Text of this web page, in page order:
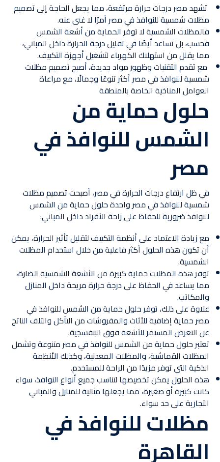
تشهد مصر درجات حرارة مرتفعة، مما يجعل الحاجة إلى تصميم
مظلات شمسية للنوافذ في مصر أمرًا لا غنى عنه.
فالمظلات الشمسية لا توفر الحماية من أشعة الشمس
فحسب، بل تساعد أيضًا في تقليل درجة الحرارة داخل المباني،
مما يقلل من استهلاك الكهرباء لتشغيل أجهزة التكييف.
مع تقدم التقنيات وظهور مواد جديدة، أصبح تصميم مظلات
شمسية للنوافذ في مصر أكثر تنوعًا وجمالًا، مع مراعاة
العوامل المناخية الخاصة بالمنطقة
حلول حماية من
الشمس للنوافذ في
مصر
في ظل ارتفاع درجات الحرارة في مصر، أصبحت تصميم مظلات
شمسية للنوافذ في مصر واحدة حلول حماية من الشمس
للنوافذ ضرورية للحفاظ على راحة الأفراد داخل المباني:
مع زيادة الاعتماد على أنظمة التكييف لتقليل تأثير الحرارة، يمكن
أن تكون هذه الحلول أكثر فاعلية من خلال استخدام المظلات
الشمسية.
توفر هذه المظلات حماية كبيرة من الأشعة الشمسية الضارة،
مما يساعد في الحفاظ على درجة حرارة مريحة داخل المنازل
والمكاتب.
علاوة على ذلك، توفر حلول حماية من الشمس للنوافذ في
مصر حماية إضافية للأثاث والمفروشات من التآكل والتلف الناتج
عن التعرض المستمر للأشعة فوق البنفسجية.
تعتبر حلول حماية من الشمس للنوافذ في مصر متنوعة وتشمل
المظلات القماشية، والمظلات المعدنية، وكذلك الأنظمة
الذكية التي توفر مزيدًا من الراحة للمستخدم.
هذه الحلول يمكن تخصيصها لتناسب جميع أنواع النوافذ، سواء
كانت كبيرة أو صغيرة، مما يجعلها مثالية للمنازل والمباني
التجارية على حد سواء.
مظلات للنوافذ في
القاهرة